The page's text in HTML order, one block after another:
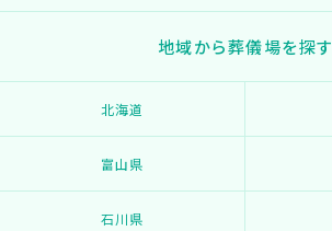
地域から葬儀場を探す
北海道
富山県
石川県